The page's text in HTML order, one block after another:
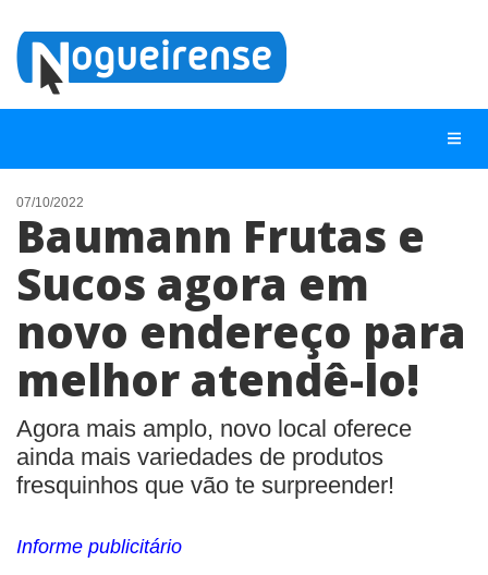
NOTÍCIAS
LISTA DIGITAL
CONTATO
ANUNCIE
07/10/2022
Baumann Frutas e
Sucos agora em
novo endereço para
melhor atendê-lo!
Agora mais amplo, novo local oferece
ainda mais variedades de produtos
fresquinhos que vão te surpreender!
Informe publicitário